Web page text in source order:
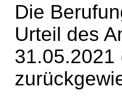
Die
Urteil des
31.05.2021